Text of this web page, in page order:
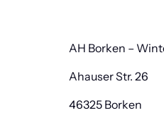
AH Borken –
Ahauser Str. 26
46325 Borken